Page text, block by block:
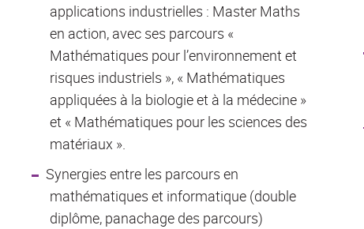
applications industrielles : Master Maths
en action, avec ses parcours «
Mathématiques pour l’environnement et
risques industriels », « Mathématiques
appliquées à la biologie et à la médecine »
et « Mathématiques pour les sciences des
matériaux ».
Synergies entre les parcours en
mathématiques et informatique (double
diplôme, panachage des parcours)